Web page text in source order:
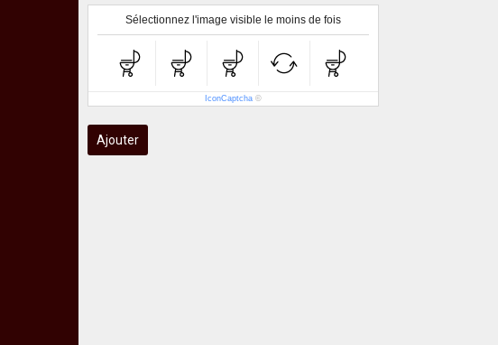
Sélectionnez l'image visible le moins de fois
IconCaptcha ©
Ajouter